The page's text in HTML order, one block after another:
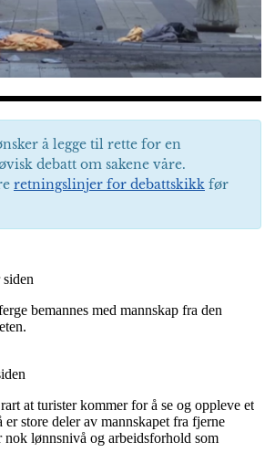
å legge til rette for en
debatt om sakene våre.
retningslinjer for debattskikk før